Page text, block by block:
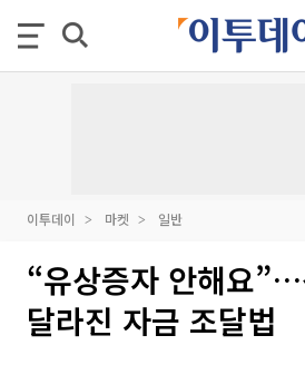
이투데이 마켓 일반
“유상증자 안해요
달라진 자금 조달법